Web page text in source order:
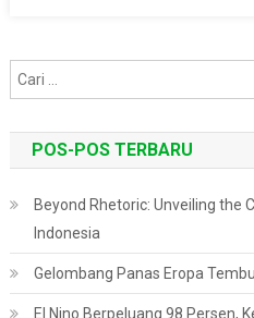
POS-POS TERBARU
Beyond Rhetoric: Unveiling the
Indonesia
Gelombang Panas Eropa
El Nino Berpeluang 98 Persen,